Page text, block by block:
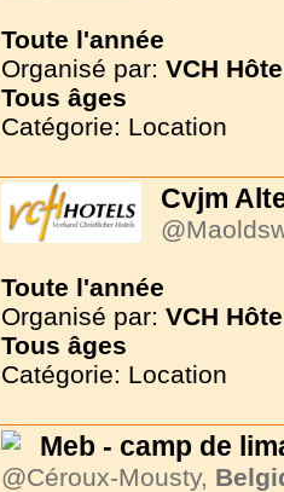
Toute l'année
Organisé par: VCH
Tous âges
Catégorie: Location
Cvjm
Toute l'année
Organisé par: VCH
Tous âges
Catégorie: Location
Meb - camp de
@Céroux-Mousty,